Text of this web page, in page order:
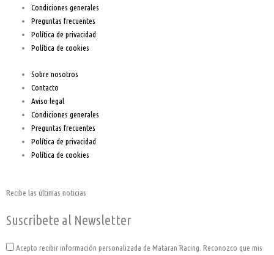
Condiciones generales
Preguntas frecuentes
Política de privacidad
Política de cookies
Sobre nosotros
Contacto
Aviso legal
Condiciones generales
Preguntas frecuentes
Política de privacidad
Política de cookies
Recibe las últimas noticias
Suscribete al Newsletter
AceptoAcepto recibir información personalizada de Mataran Racing. Reconozco que mis